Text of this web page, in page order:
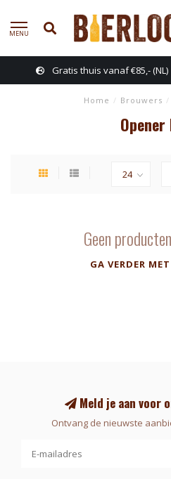
MENU
Gratis thuis vanaf €85,-
Home / Brouwers /
Geen
GA VERDER
Meld je aan voor
Ontvang de nieuwste